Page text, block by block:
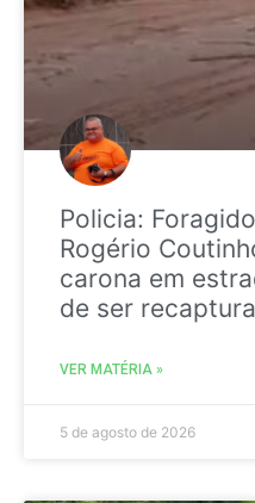
Policia:
Rogério
carona em
de ser
VER MATÉRIA »
5 de agosto de 2026